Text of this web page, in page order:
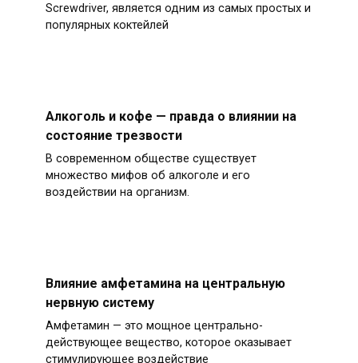
Screwdriver, является одним из самых простых и
популярных коктейлей
Алкоголь и кофе — правда о влиянии на
состояние трезвости
В современном обществе существует
множество мифов об алкоголе и его
воздействии на организм.
Влияние амфетамина на центральную
нервную систему
Амфетамин — это мощное центрально-
действующее вещество, которое оказывает
стимулирующее воздействие